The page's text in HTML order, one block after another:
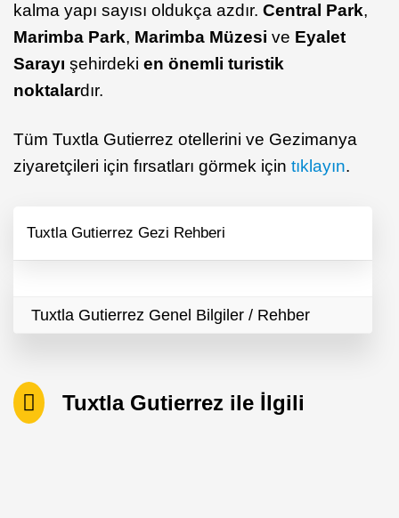
kalma yapı sayısı oldukça azdır. Central Park,
Marimba Park, Marimba Müzesi ve Eyalet
Sarayı şehirdeki en önemli turistik
noktalardır.
Tüm Tuxtla Gutierrez otellerini ve Gezimanya
ziyaretçileri için fırsatları görmek için tıklayın.
Tuxtla Gutierrez Gezi Rehberi
Tuxtla Gutierrez Genel Bilgiler / Rehber
Tuxtla Gutierrez ile İlgili